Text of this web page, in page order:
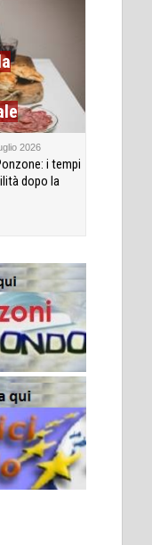
2026
i tempi
dopo la